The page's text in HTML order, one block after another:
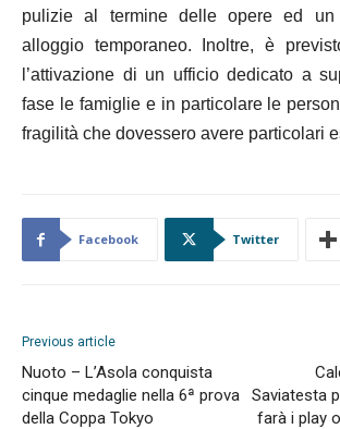
pulizie al termine delle opere ed un
alloggio temporaneo. Inoltre, è
l’attivazione di un ufficio dedicato a
fase le famiglie e in particolare le
fragilità che dovessero avere particolari
Facebook Twitter
Previous article
Nuoto – L’Asola conquista
cinque medaglie nella 6ª prova
della Coppa Tokyo
Saviatesta
farà i play